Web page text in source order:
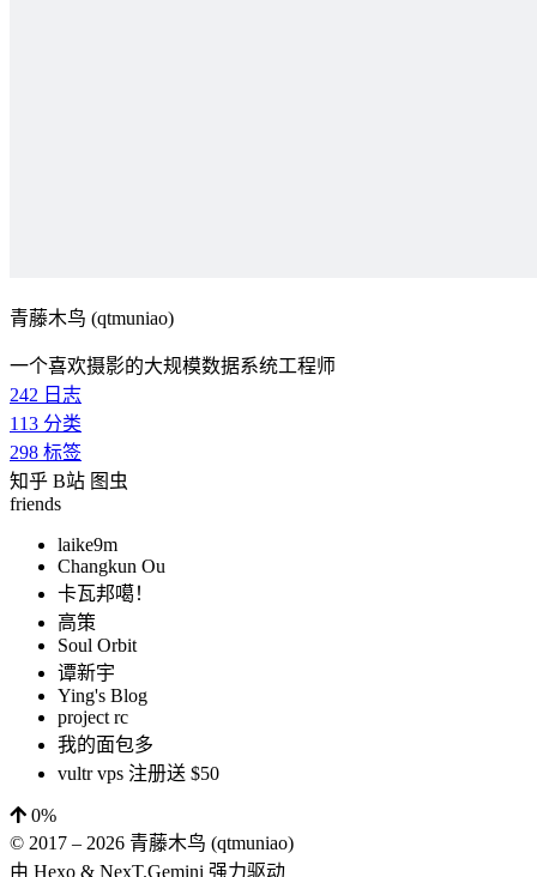
青藤木鸟 (qtmuniao)
一个喜欢摄影的大规模数据系统工程师
242 日志
113 分类
298 标签
知乎 B站 图虫
friends
laike9m
Changkun Ou
卡瓦邦噶！
高策
Soul Orbit
谭新宇
Ying's Blog
project rc
我的面包多
vultr vps 注册送 $50
0%
© 2017 – 2026 青藤木鸟 (qtmuniao)
由 Hexo & NexT.Gemini 强力驱动